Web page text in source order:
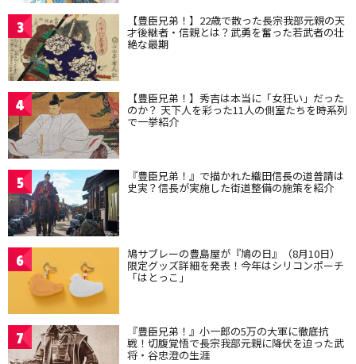
3 【豊臣兄弟！】22歳で散った長宗我部元親の天
才後継者・信親とは？武勇を奮った若武者の壮
絶な最期
4 【豊臣兄弟！】秀吉は本当に「女狂い」だった
のか？ 天下人を彩った11人の側室たちを時系列
で一挙紹介
5 『豊臣兄弟！』で描かれた織田信長の道普請は
史実？信長が実施した街道整備の施策を紹介
6 鳩サブレーの豊島屋が『鳩の日』（8月10日）
限定グッズ詳細を発表！今年はシリコンポーチ
「はとっこ」
7 『豊臣兄弟！』小一郎の5万の大軍に徹底抗
戦！切腹覚悟で長宗我部元親に降伏を迫った武
将・谷忠澄の生涯